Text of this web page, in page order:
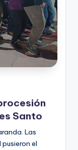
Santo
Las
el